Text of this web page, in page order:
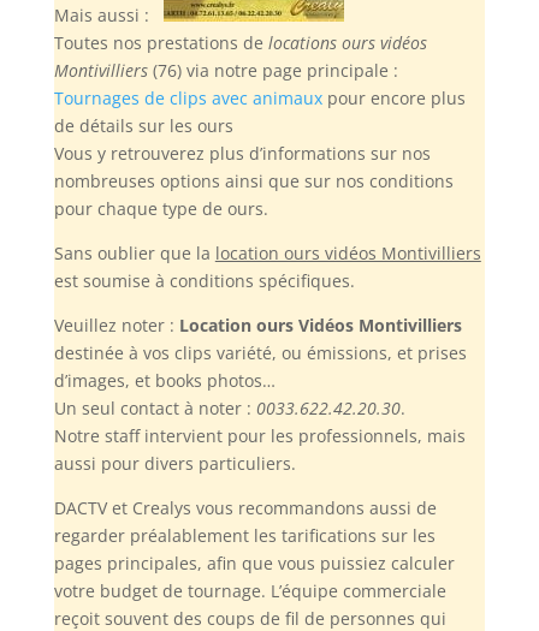
Mais aussi :
Toutes nos prestations de locations ours vidéos
Montivilliers(76) via notre page principale :
Tournages de clips avec animauxpour encore plus
de détails sur les ours
Vous y retrouverez plus d’informations sur nos
nombreuses options ainsi que sur nos conditions
pour chaque type de ours.
Sans oublierque la location ours vidéos Montivilliers
est soumise à conditions spécifiques.
Veuillez noter : Location ours Vidéos Montivilliers
destinée à vos clips variété, ou émissions, et prises
d’images, et books photos…
Un seul contact à noter : 0033.622.42.20.30.
Notre staff intervient pour les professionnels, mais
aussi pour divers particuliers.
DACTV et Crealys vous recommandons aussi de
regarder préalablement les tarifications sur les
pages principales, afin que vous puissiez calculer
votre budget de tournage. L’équipe commerciale
reçoit souvent des coups de fil de personnes qui